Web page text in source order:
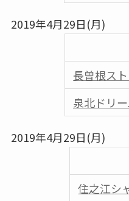
2019年4月29日(月)
⾧曽根ス
泉北ドリ
2019年4月29日(月)
住之江シ